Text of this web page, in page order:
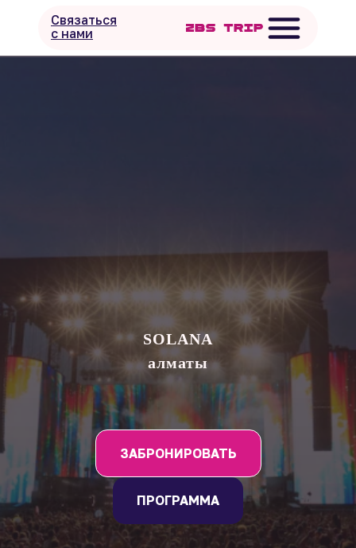
Связаться
с нами
SOLANA
алматы
ЗАБРОНИРОВАТЬ
ПРОГРАММА